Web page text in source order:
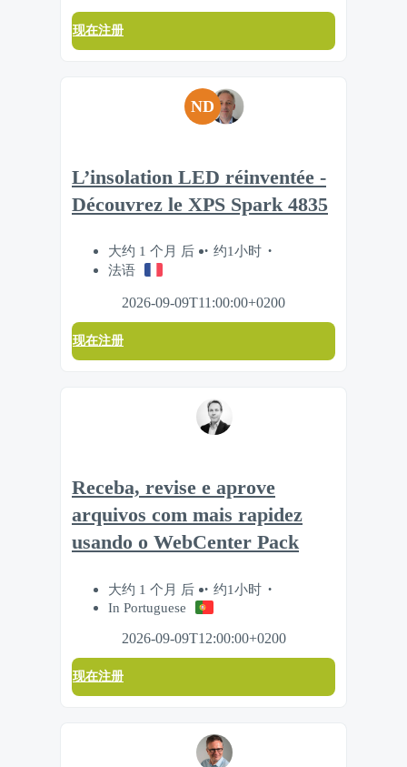
现在注册
ND
L’insolation LED réinventée -
Découvrez le XPS Spark 4835
大约 1 个月 后
约1小时
法语
2026-09-09T11:00:00+0200
现在注册
Receba, revise e aprove
arquivos com mais rapidez
usando o WebCenter Pack
大约 1 个月 后
约1小时
In Portuguese
2026-09-09T12:00:00+0200
现在注册